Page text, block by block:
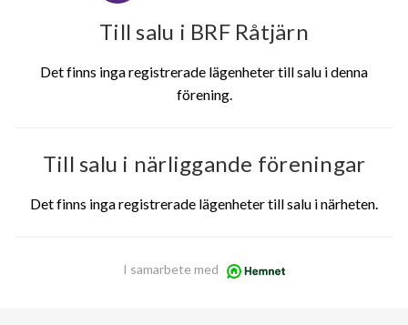
Till salu i BRF Råtjärn
Det finns inga registrerade lägenheter till salu i denna
förening.
Till salu i närliggande föreningar
Det finns inga registrerade lägenheter till salu i närheten.
I samarbete med